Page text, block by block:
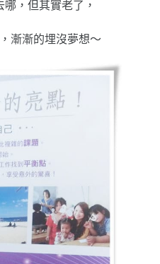
，但其實老了，
漸漸的埋沒夢想～